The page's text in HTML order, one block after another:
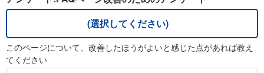
(選択してください)
このページについて、改善したほうがよいと感じた点があれば教え
てください